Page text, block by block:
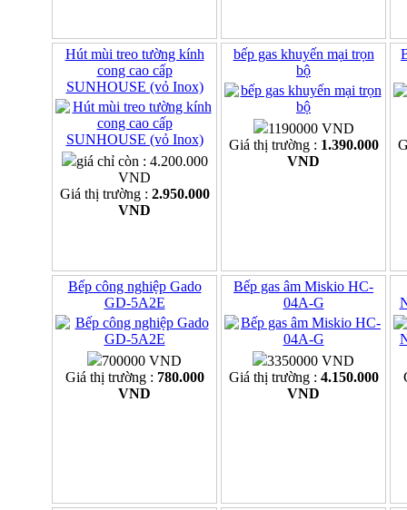
Hút mùi treo tường kính
cong cao cấp
SUNHOUSE (vỏ Inox)
giá chỉ còn : 4.200.000
VND
Giá thị trường : 2.950.000
VND
bếp gas khuyến mại trọn
bộ
1190000 VND
Giá thị trường : 1.390.000
VND
Bếp công nghiệp Gado
GD-5A2E
700000 VND
Giá thị trường : 780.000
VND
Bếp gas âm Miskio HC-
04A-G
3350000 VND
Giá thị trường : 4.150.000
VND